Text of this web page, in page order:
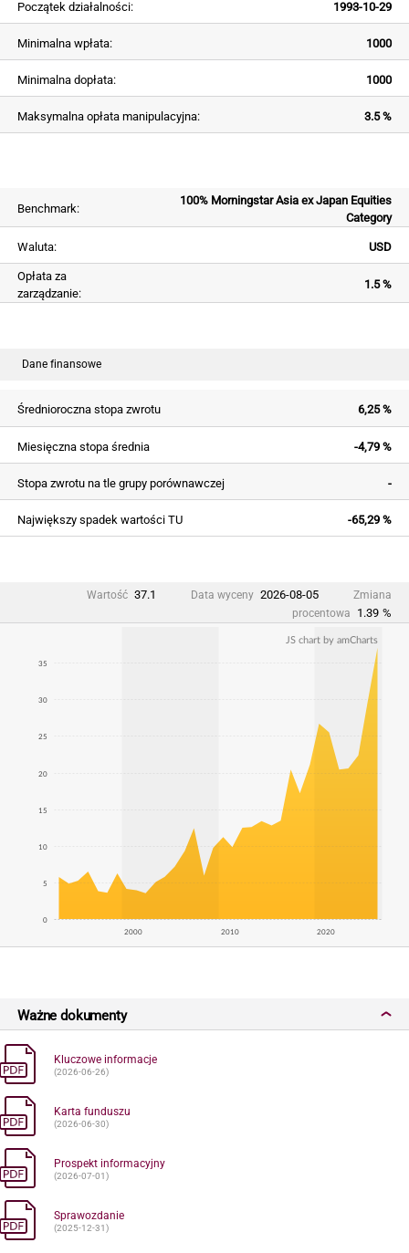
Początek działalności: 1993-10-29
Minimalna wpłata: 1000
Minimalna dopłata: 1000
Maksymalna opłata manipulacyjna: 3.5 %
Benchmark:
100% Morningstar Asia ex Japan Equities
Category
Waluta: USD
Opłata za
zarządzanie:
1.5 %
Dane finansowe
Średnioroczna stopa zwrotu 6,25 %
Miesięczna stopa średnia -4,79 %
Stopa zwrotu na tle grupy porównawczej -
Największy spadek wartości TU -65,29 %
Wartość 37.1 Data wyceny 2026-08-05
Zmiana
procentowa
1.39 %
2000 2010 2020
0
5
10
15
20
25
30
35
JS chart by amCharts
Ważne dokumenty
Kluczowe informacje
(2026-06-26)
Karta funduszu
(2026-06-30)
Prospekt informacyjny
(2026-07-01)
Sprawozdanie
(2025-12-31)